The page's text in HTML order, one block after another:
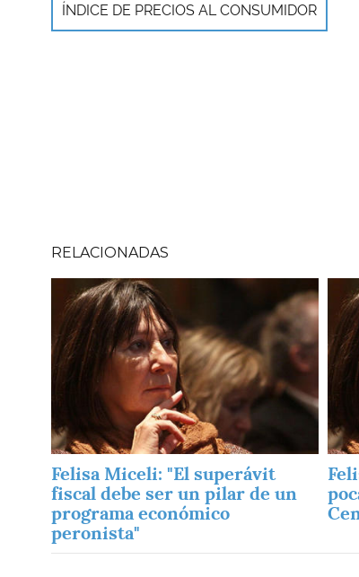
ÍNDICE DE PRECIOS AL CONSUMIDOR
RELACIONADAS
Imagen
Felisa Miceli: "El superávit
fiscal debe ser un pilar de un
programa económico
peronista"